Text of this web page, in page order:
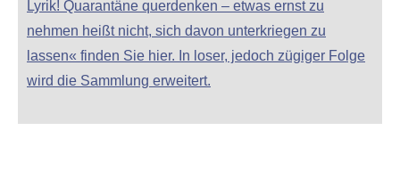
Lyrik! Quarantäne querdenken – etwas ernst zu
nehmen heißt nicht, sich davon unterkriegen zu
lassen« finden Sie hier. In loser, jedoch zügiger Folge
wird die Sammlung erweitert.